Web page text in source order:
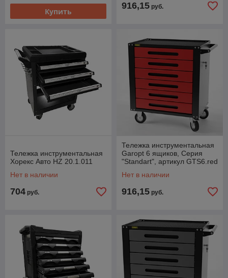
Купить
916,15 руб.
Тележка инструментальная
Хорекс Авто HZ 20.1.011
Нет в наличии
704 руб.
Тележка инструментальная
Garopt 6 ящиков, Серия
"Standart", артикул GTS6.red
Нет в наличии
916,15 руб.